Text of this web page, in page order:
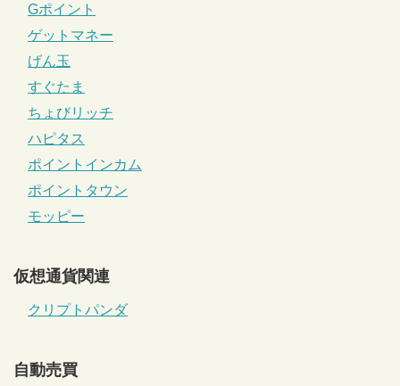
Gポイント
ゲットマネー
げん玉
すぐたま
ちょびリッチ
ハピタス
ポイントインカム
ポイントタウン
モッピー
仮想通貨関連
クリプトパンダ
自動売買